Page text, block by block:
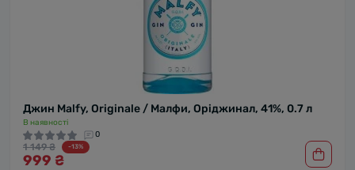
Джин Malfy, Originale / Малфи, Оріджинал, 41%, 0.7 л
В наявності
0
1 149 ₴ -13%
999 ₴